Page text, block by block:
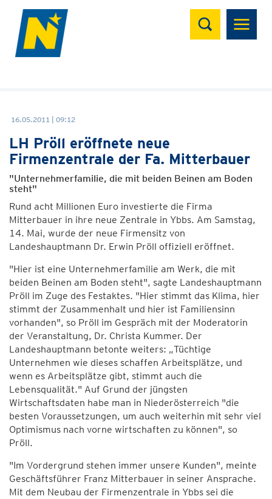
Suchen
16.05.2011 | 09:12
LH Pröll eröffnete neue
Firmenzentrale der Fa. Mitterbauer
"Unternehmerfamilie, die mit beiden Beinen am Boden
steht"
Rund acht Millionen Euro investierte die Firma
Mitterbauer in ihre neue Zentrale in Ybbs. Am Samstag,
14. Mai, wurde der neue Firmensitz von
Landeshauptmann Dr. Erwin Pröll offiziell eröffnet.
"Hier ist eine Unternehmerfamilie am Werk, die mit
beiden Beinen am Boden steht", sagte Landeshauptmann
Pröll im Zuge des Festaktes. "Hier stimmt das Klima, hier
stimmt der Zusammenhalt und hier ist Familiensinn
vorhanden", so Pröll im Gespräch mit der Moderatorin
der Veranstaltung, Dr. Christa Kummer. Der
Landeshauptmann betonte weiters: „Tüchtige
Unternehmen wie dieses schaffen Arbeitsplätze, und
wenn es Arbeitsplätze gibt, stimmt auch die
Lebensqualität." Auf Grund der jüngsten
Wirtschaftsdaten habe man in Niederösterreich "die
besten Voraussetzungen, um auch weiterhin mit sehr viel
Optimismus nach vorne wirtschaften zu können", so
Pröll.
"Im Vordergrund stehen immer unsere Kunden", meinte
Geschäftsführer Franz Mitterbauer in seiner Ansprache.
Mit dem Neubau der Firmenzentrale in Ybbs sei die